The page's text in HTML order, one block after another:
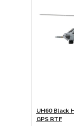
UH60 Black
GPS RTF